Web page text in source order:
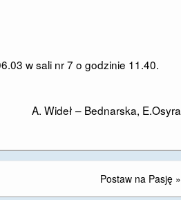
w sali nr 7 o godzinie 11.40.
A. Wideł – Bednarska, E.Osyra
Postaw na Pasję »